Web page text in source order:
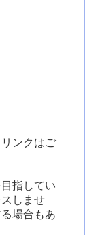
ンクはご
指してい
しませ
場合もあ